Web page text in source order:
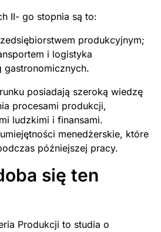
II- go stopnia są to:
produkcyjnym;
i logistyka
gastronomicznych.
posiadają szeroką wiedzę
procesami produkcji,
ludzkimi i finansami.
menedżerskie, które
późniejszej pracy.
się ten
Produkcji to studia o